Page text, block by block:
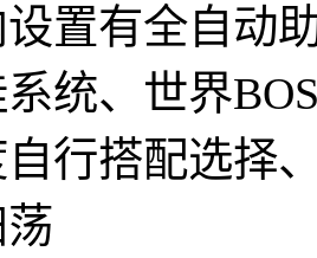
置有全自动
统、世界
行搭配选择